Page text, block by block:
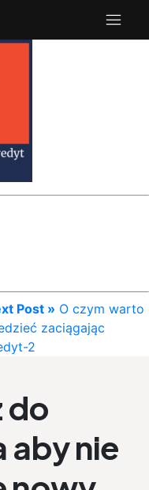
Post » O czym warto
zaciągając
2
do
nie